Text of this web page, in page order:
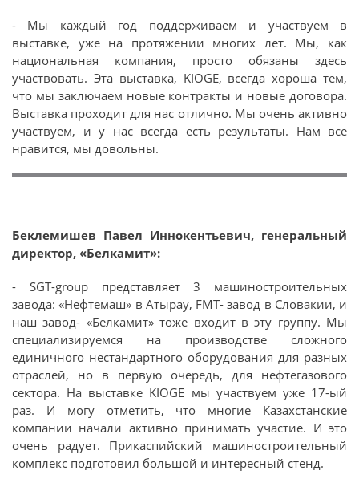
- Мы каждый год поддерживаем и участвуем в
выставке, уже на протяжении многих лет. Мы, как
национальная компания, просто обязаны здесь
участвовать. Эта выставка, KIOGE, всегда хороша тем,
что мы заключаем новые контракты и новые договора.
Выставка проходит для нас отлично. Мы очень активно
участвуем, и у нас всегда есть результаты. Нам все
нравится, мы довольны.
Беклемишев Павел Иннокентьевич, генеральный
директор, «Белкамит»:
- SGT-group представляет 3 машиностроительных
завода: «Нефтемаш» в Атырау, FMТ- завод в Словакии, и
наш завод- «Белкамит» тоже входит в эту группу. Мы
специализируемся на производстве сложного
единичного нестандартного оборудования для разных
отраслей, но в первую очередь, для нефтегазового
сектора. На выставке KIOGE мы участвуем уже 17-ый
раз. И могу отметить, что многие Казахстанские
компании начали активно принимать участие. И это
очень радует. Прикаспийский машиностроительный
комплекс подготовил большой и интересный стенд.